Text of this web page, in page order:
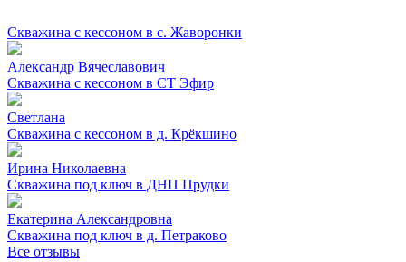
Скважина с кессоном в с. Жаворонки
Александр Вячеславович
Скважина с кессоном в СТ Эфир
Светлана
Скважина с кессоном в д. Крёкшино
Ирина Николаевна
Скважина под ключ в ДНП Прудки
Екатерина Александровна
Скважина под ключ в д. Петраково
Все отзывы